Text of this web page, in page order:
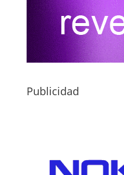
Publicidad